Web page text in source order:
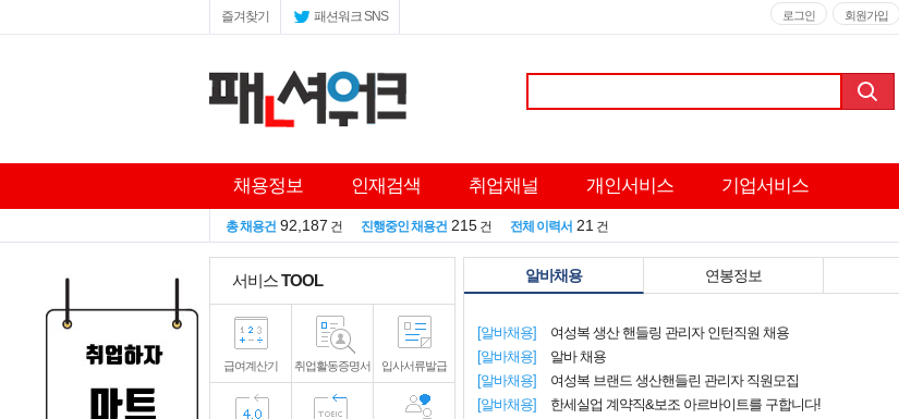
즐겨찾기 패션워크 SNS 로그인 회원가입
채용정보 인재검색 취업채널 개인서비스 기업서비스
총 채용건 92,187 건 진행중인 채용건 215 건 전체 이력서 21 건
서비스TOOL
급여계산기 취업활동증명서 입사서류발급
알바채용 연봉정보
[알바채용] 여성복 생산 핸들링 관리자 인턴직원 채용
[알바채용]
알바 채용
[알바채용]
여성복 브랜드 생산핸들린 관리자 직원모집
[알바채용]
한세실업 계약직&보조 아르바이트를 구합니다!